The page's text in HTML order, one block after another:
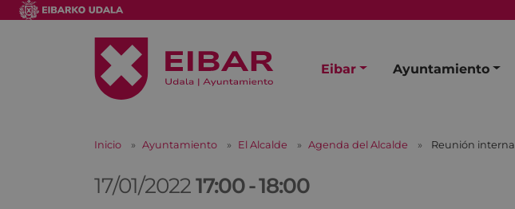
Eibar Ayuntamiento
Inicio Ayuntamiento El Alcalde Agenda del Alcalde Reunión
17/01/202217:00-18:00